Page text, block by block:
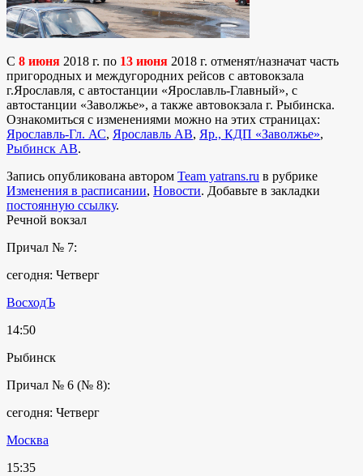
С 8 июня 2018 г. по 13 июня 2018 г. отменят/назначат часть
пригородных и междугородних рейсов с автовокзала
г.Ярославля, с автостанции «Ярославль-Главный», с
автостанции «Заволжье», а также автовокзала г. Рыбинска.
Ознакомиться с изменениями можно на этих страницах:
Ярославль-Гл. АС, Ярославль АВ, Яр., КДП «Заволжье»,
Рыбинск АВ.
Запись опубликована автором Team yatrans.ru в рубрике
Изменения в расписании, Новости. Добавьте в закладки
постоянную ссылку.
Речной вокзал
Причал № 7:
сегодня: Четверг
ВосходЪ
14:50
Рыбинск
Причал № 6 (№ 8):
сегодня: Четверг
Москва
15:35